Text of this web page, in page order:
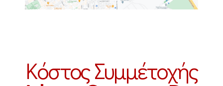
Κόστος Συμμέτοχής